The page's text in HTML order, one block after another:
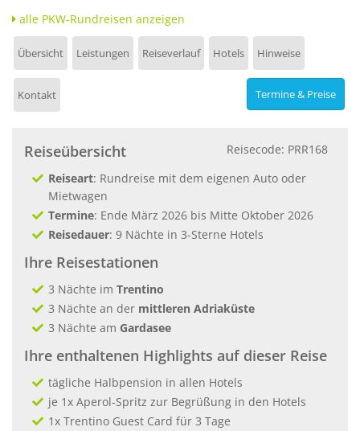
alle PKW-Rundreisen anzeigen
Übersicht Leistungen Reiseverlauf Hotels Hinweise
Kontakt Termine & Preise
Reisecode: PRR168
Reiseübersicht
Reiseart: Rundreise mit dem eigenen Auto oder
Mietwagen
Termine: Ende März 2026 bis Mitte Oktober 2026
Reisedauer: 9 Nächte in 3-Sterne Hotels
Ihre Reisestationen
3 Nächte im Trentino
3 Nächte an der mittleren Adriaküste
3 Nächte am Gardasee
Ihre enthaltenen Highlights auf dieser Reise
tägliche Halbpension in allen Hotels
je 1x Aperol-Spritz zur Begrüßung in den Hotels
1x Trentino Guest Card für 3 Tage